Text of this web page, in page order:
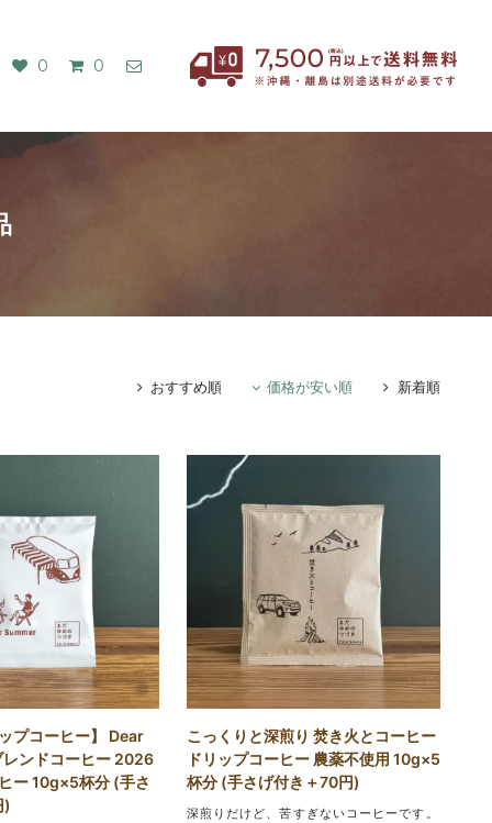
0 0
おすすめ順 価格が安い順 新着順
プコーヒー】 Dear
ンドコーヒー 2026
ー 10g×5杯分 (手さ
)
こっくりと深煎り 焚き火とコーヒー
ドリップコーヒー 農薬不使用 10g×5
杯分 (手さげ付き＋70円)
深煎りだけど、苦すぎないコーヒーです。